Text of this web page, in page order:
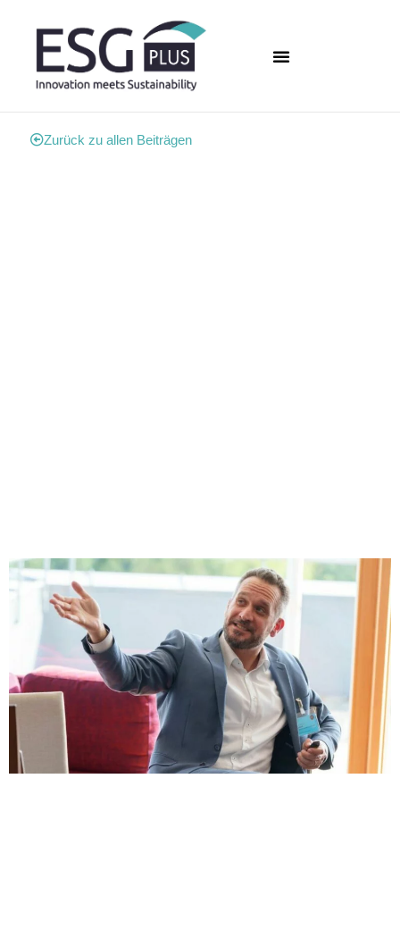
Zurück zu allen Beiträgen